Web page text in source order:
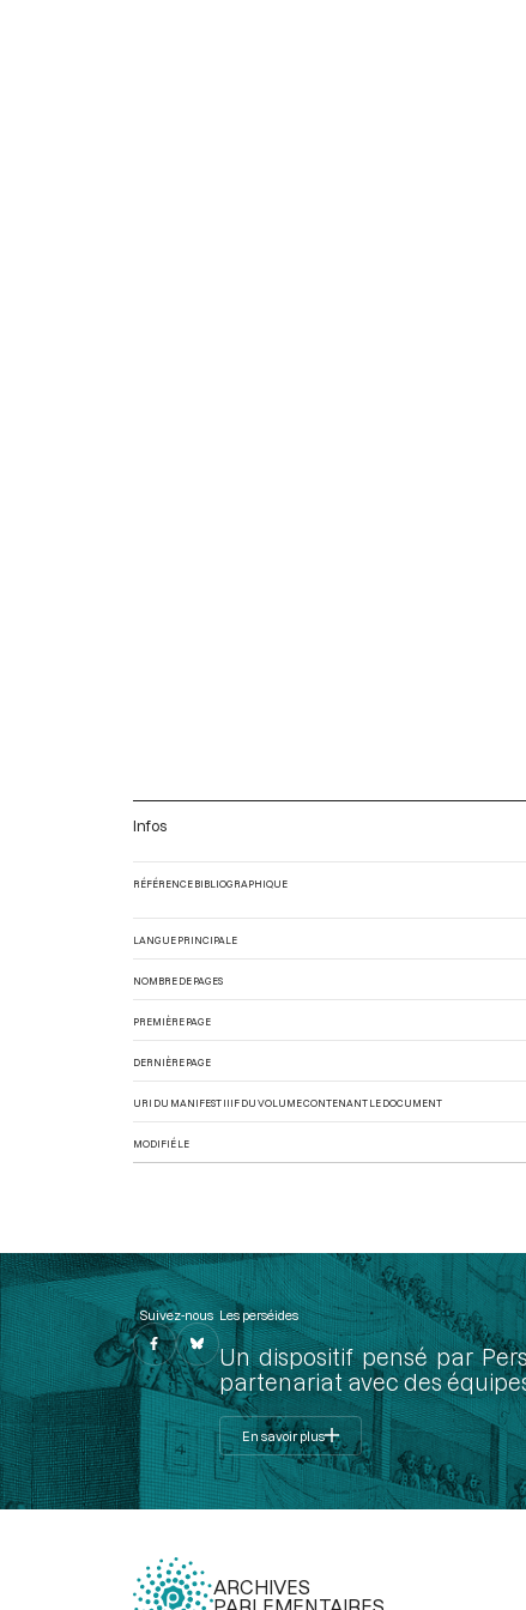
Infos
RÉFÉRENCE BIBLIOGRAPHIQUE
LANGUE PRINCIPALE
NOMBRE DE PAGES
PREMIÈRE PAGE
DERNIÈRE PAGE
URI DU MANIFEST IIIF DU VOLUME CONTENANT LE DOCUMENT
MODIFIÉ LE
Suivez-nous Les perséides
Un dispositif pensé par
partenariat avec des
En savoir plus
ARCHIVES